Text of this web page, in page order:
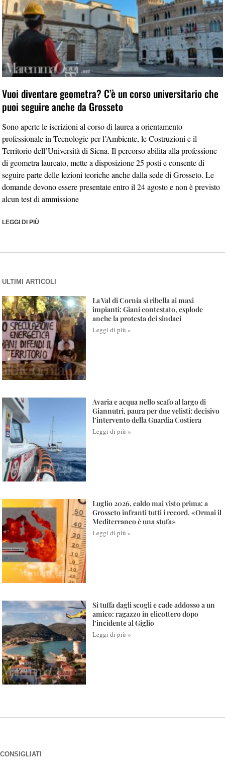
Vuoi diventare geometra? C’è un corso universitario che
puoi seguire anche da Grosseto
Sono aperte le iscrizioni al corso di laurea a orientamento
professionale in Tecnologie per l’Ambiente, le Costruzioni e il
Territorio dell’Università di Siena. Il percorso abilita alla professione
di geometra laureato, mette a disposizione 25 posti e consente di
seguire parte delle lezioni teoriche anche dalla sede di Grosseto. Le
domande devono essere presentate entro il 24 agosto e non è previsto
alcun test di ammissione
LEGGI DI PIÙ
ULTIMI ARTICOLI
La Val di Cornia si ribella ai maxi
impianti: Giani contestato, esplode
anche la protesta dei sindaci
Leggi di più »
Avaria e acqua nello scafo al largo di
Giannutri, paura per due velisti: decisivo
l’intervento della Guardia Costiera
Leggi di più »
Luglio 2026, caldo mai visto prima: a
Grosseto infranti tutti i record. «Ormai il
Mediterraneo è una stufa»
Leggi di più »
Si tuffa dagli scogli e cade addosso a un
amico: ragazzo in elicottero dopo
l’incidente al Giglio
Leggi di più »
CONSIGLIATI